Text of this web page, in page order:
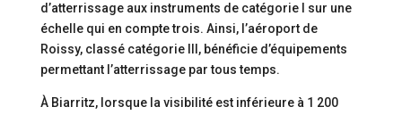
d’atterrissage aux instruments de catégorie I sur une
échelle qui en compte trois. Ainsi, l’aéroport de
Roissy, classé catégorie III, bénéficie d’équipements
permettant l’atterrissage par tous temps.
À Biarritz, lorsque la visibilité est inférieure à 1 200